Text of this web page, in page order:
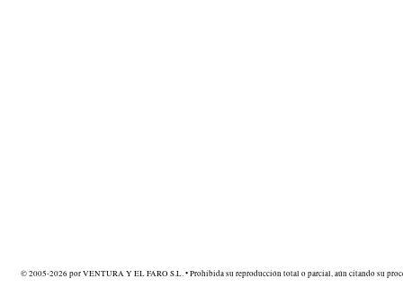
© 2005-2026 por VENTURA Y EL FARO S.L. • Prohibida su reproducción total o parcial, aún citando su